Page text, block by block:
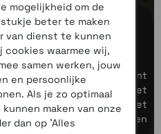
ruim begrip, bij WayPoint
gadgets die het sporten niet
ook kunnen helpen bij het
We verkopen producten
mogelijkheid om de
beter te maken
van dienst te kunnen
cookies waarmee wij,
samen werken, jouw
en persoonlijke
Als je zo optimaal
maken van onze
dan op 'Alles